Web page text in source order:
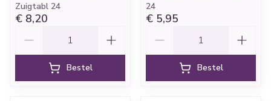
Zuigtabl 24
€ 8,20
Bestel
24
€ 5,95
Bestel